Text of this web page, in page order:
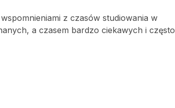
z czasów studiowania w
a czasem bardzo ciekawych i często